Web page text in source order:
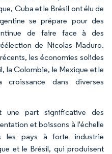
Cuba et le Brésil ont élu de
se prépare pour des
de faire face à des
de Nicolas Maduro.
les économies solides
la Colombie, le Mexique et le
dans diverses
une part significative des
et boissons à l'échelle
les pays à forte industrie
et le Brésil, qui produisent